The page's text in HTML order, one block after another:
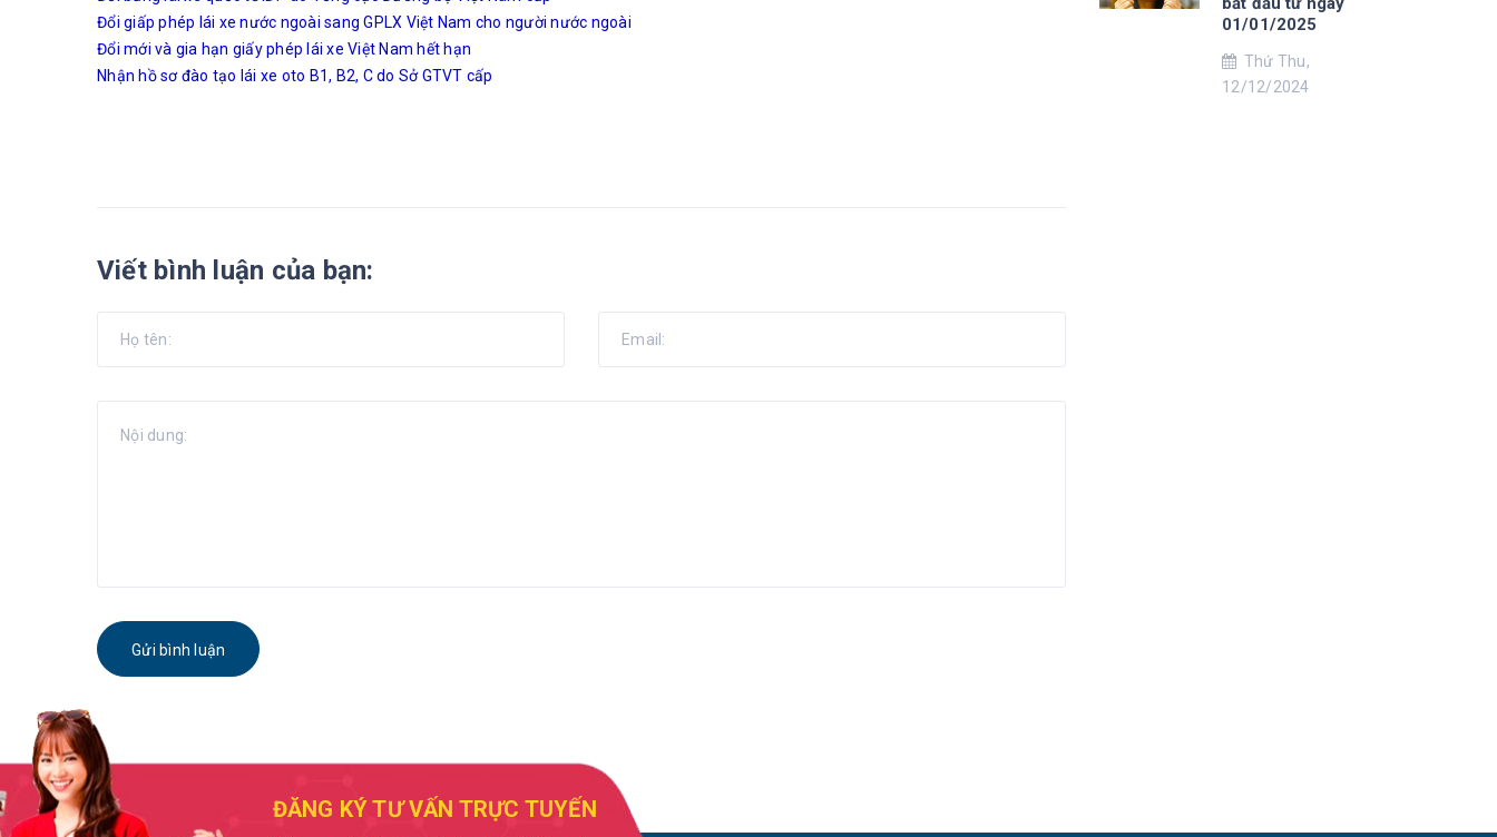
Đổi giấp phép lái xe nước ngoài sang GPLX Việt Nam cho người nước ngoài
Đổi mới và gia hạn giấy phép lái xe Việt Nam hết hạn
Nhận hồ sơ đào tạo lái xe oto B1, B2, C do Sở GTVT cấp
Viết bình luận của bạn:
Gửi bình luận
01/01/2025
Thứ Thu,
12/12/2024
ĐĂNG KÝ TƯ VẤN TRỰC TUYẾN